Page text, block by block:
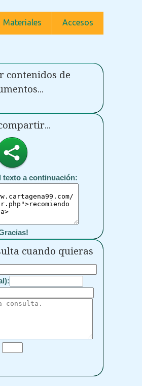
Materiales Accesos
contenidos de
texto a continuación:
cuando quieras